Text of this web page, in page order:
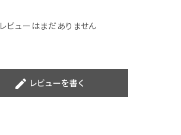
レビューはまだありません
create レビューを書く